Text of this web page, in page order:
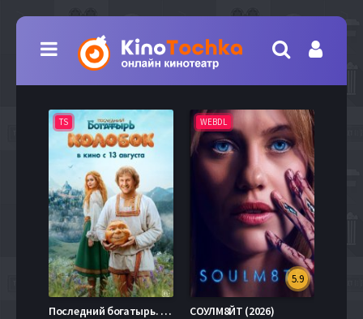
TS
Последний богатырь. Колобок (2026)
WEBDL
5.9
СОУЛМ8ЙТ (2026)